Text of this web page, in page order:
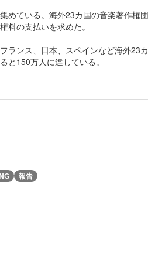
めている。海外23カ国の音楽著作権
の支払いを求めた。
ランス、日本、スペインなど海外23
と150万人に達している。
報告